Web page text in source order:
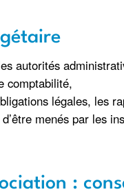
autorités
comptabilité,
légales, les
menés par les
: